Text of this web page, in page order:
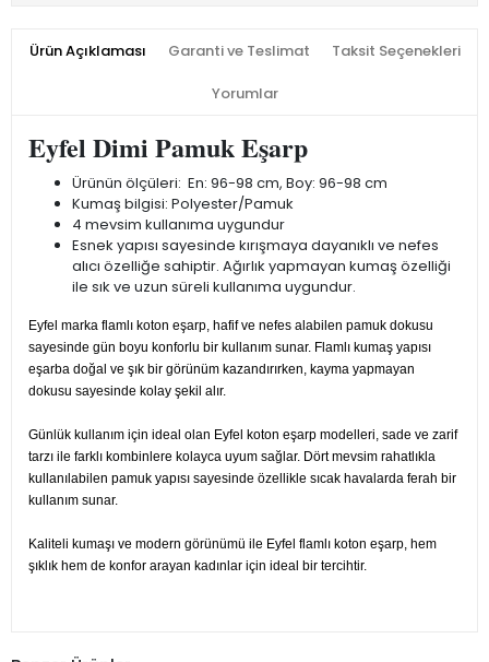
Ürün Açıklaması Garanti ve Teslimat Taksit Seçenekleri
Yorumlar
Eyfel Dimi Pamuk Eşarp
Ürünün ölçüleri: En: 96-98 cm, Boy: 96-98 cm
Kumaş bilgisi: Polyester/Pamuk
4 mevsim kullanıma uygundur
Esnek yapısı sayesinde kırışmaya dayanıklı ve nefes
alıcı özelliğe sahiptir. Ağırlık yapmayan kumaş özelliği
ile sık ve uzun süreli kullanıma uygundur.
Eyfel marka flamlı koton eşarp, hafif ve nefes alabilen pamuk dokusu
sayesinde gün boyu konforlu bir kullanım sunar. Flamlı kumaş yapısı
eşarba doğal ve şık bir görünüm kazandırırken, kayma yapmayan
dokusu sayesinde kolay şekil alır.
Günlük kullanım için ideal olan Eyfel koton eşarp modelleri, sade ve zarif
tarzı ile farklı kombinlere kolayca uyum sağlar. Dört mevsim rahatlıkla
kullanılabilen pamuk yapısı sayesinde özellikle sıcak havalarda ferah bir
kullanım sunar.
Kaliteli kumaşı ve modern görünümü ile Eyfel flamlı koton eşarp, hem
şıklık hem de konfor arayan kadınlar için ideal bir tercihtir.